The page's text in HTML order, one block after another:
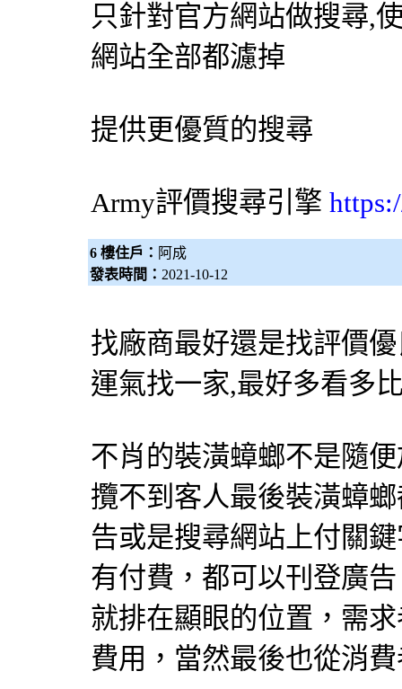
只針對官方網站做搜尋,
網站全部都濾掉
提供更優質的搜尋
Army評價搜尋引擎
6 樓住戶： 阿成
發表時間： 2021-10-12
找廠商最好還是找評價
運氣找一家,最好多看多
不肖的裝潢蟑螂不是隨
攬不到客人最後裝潢蟑
告或是搜尋網站上付關
有付費，都可以刊登廣
就排在顯眼的位置，需
費用，當然最後也從消